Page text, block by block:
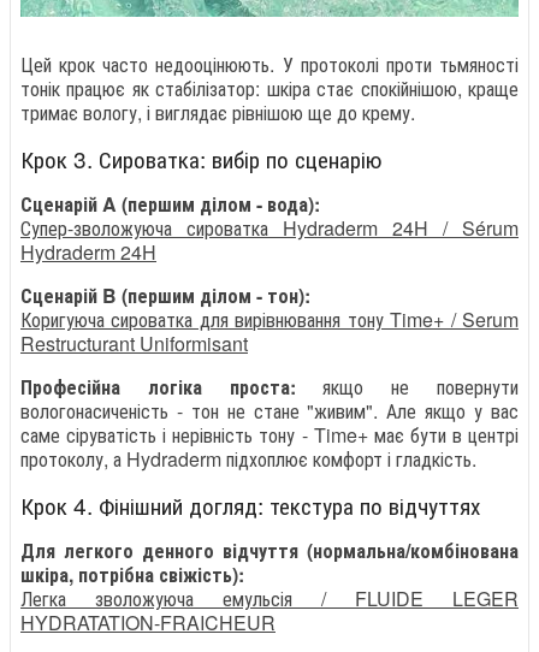
Цей крок часто недооцінюють. У протоколі проти тьмяності
тонік працює як стабілізатор: шкіра стає спокійнішою, краще
тримає вологу, і виглядає рівнішою ще до крему.
Крок 3. Сироватка: вибір по сценарію
Сценарій A (першим ділом - вода):
Супер-зволожуюча сироватка Hydraderm 24H / Sérum
Hydraderm 24H
Сценарій B (першим ділом - тон):
Коригуюча сироватка для вирівнювання тону Time+ / Serum
Restructurant Uniformisant
Професійна логіка проста: якщо не повернути
вологонасиченість - тон не стане "живим". Але якщо у вас
саме сіруватість і нерівність тону - Time+ має бути в центрі
протоколу, а Hydraderm підхоплює комфорт і гладкість.
Крок 4. Фінішний догляд: текстура по відчуттях
Для легкого денного відчуття (нормальна/комбінована
шкіра, потрібна свіжість):
Легка зволожуюча емульсія / FLUIDE LEGER
HYDRATATION-FRAICHEUR